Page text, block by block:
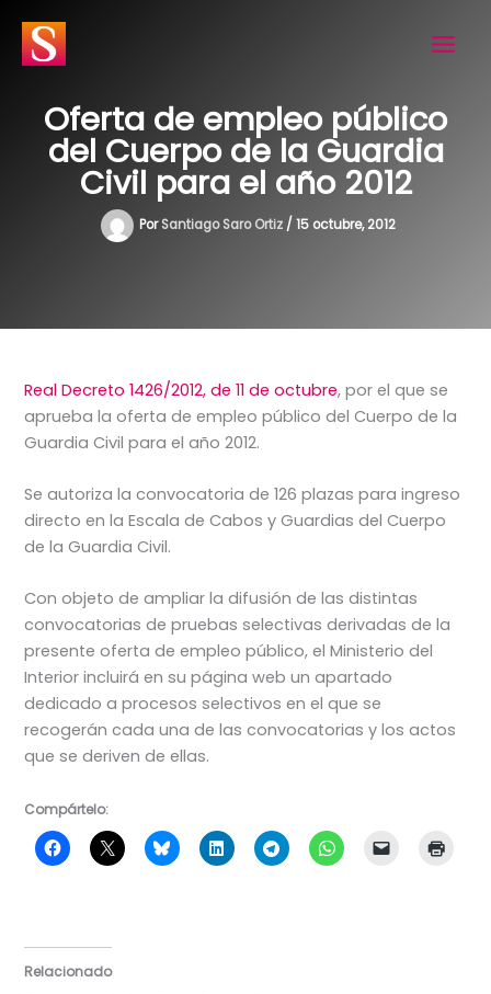
contenido
Oferta de empleo público
del Cuerpo de la Guardia
Civil para el año 2012
PorSantiago Saro Ortiz / 15 octubre, 2012
Real Decreto 1426/2012, de 11 de octubre, por el que se
aprueba la oferta de empleo público del Cuerpo de la
Guardia Civil para el año 2012.
Se autoriza la convocatoria de 126 plazas para ingreso
directo en la Escala de Cabos y Guardias del Cuerpo
de la Guardia Civil.
Con objeto de ampliar la difusión de las distintas
convocatorias de pruebas selectivas derivadas de la
presente oferta de empleo público, el Ministerio del
Interior incluirá en su página web un apartado
dedicado a procesos selectivos en el que se
recogerán cada una de las convocatorias y los actos
que se deriven de ellas.
Compártelo:
Relacionado